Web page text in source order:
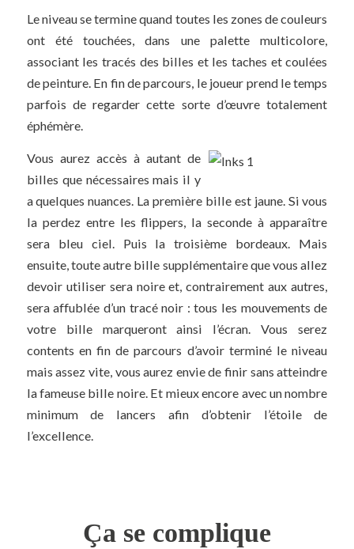
Le niveau se termine quand toutes les zones de couleurs
ont été touchées, dans une palette multicolore,
associant les tracés des billes et les taches et coulées
de peinture. En fin de parcours, le joueur prend le temps
parfois de regarder cette sorte d’œuvre totalement
éphémère.
Vous aurez accès à autant de
billes que nécessaires mais il y
a quelques nuances. La première bille est jaune. Si vous
la perdez entre les flippers, la seconde à apparaître
sera bleu ciel. Puis la troisième bordeaux. Mais
ensuite, toute autre bille supplémentaire que vous allez
devoir utiliser sera noire et, contrairement aux autres,
sera affublée d’un tracé noir : tous les mouvements de
votre bille marqueront ainsi l’écran. Vous serez
contents en fin de parcours d’avoir terminé le niveau
mais assez vite, vous aurez envie de finir sans atteindre
la fameuse bille noire. Et mieux encore avec un nombre
minimum de lancers afin d’obtenir l’étoile de
l’excellence.
Ça se complique